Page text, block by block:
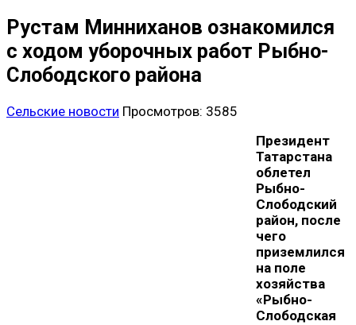
Рустам Минниханов ознакомился
с ходом уборочных работ Рыбно-
Слободского района
Сельские новости Просмотров: 3585
Президент
Татарстана
облетел
Рыбно-
Слободский
район, после
чего
приземлился
на поле
хозяйства
«Рыбно-
Слободская